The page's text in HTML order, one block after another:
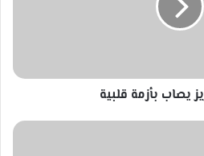
يصاب بأزمة قلبية